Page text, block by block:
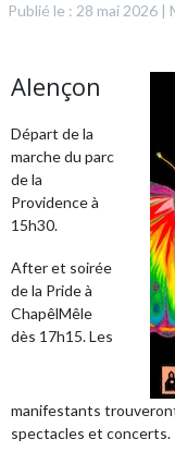
Publié le : 28 mai 2026|
Alençon
Départ de la
marche du parc
de la
Providence à
15h30.
After et soirée
de la Pride à
ChapêlMêle
dès 17h15. Les
manifestants
spectacles et concerts.